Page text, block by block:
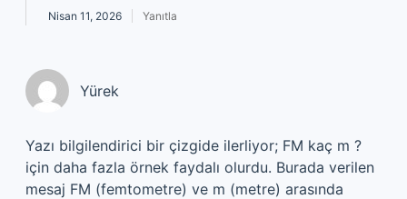
Nisan 11, 2026 Yanıtla
Yürek
Yazı bilgilendirici bir çizgide ilerliyor; FM kaç m ?
için daha fazla örnek faydalı olurdu. Burada verilen
mesaj FM (femtometre) ve m (metre) arasında